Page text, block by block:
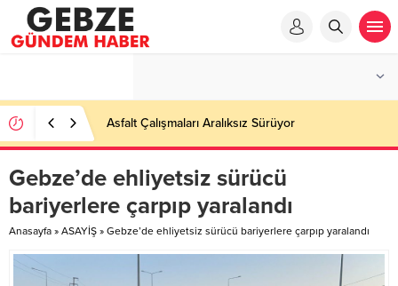
Asfalt Çalışmaları Aralıksız Sürüyor
Gebze’de ehliyetsiz sürücü
bariyerlere çarpıp yaralandı
Anasayfa » ASAYİŞ » Gebze’de ehliyetsiz sürücü bariyerlere çarpıp yaralandı